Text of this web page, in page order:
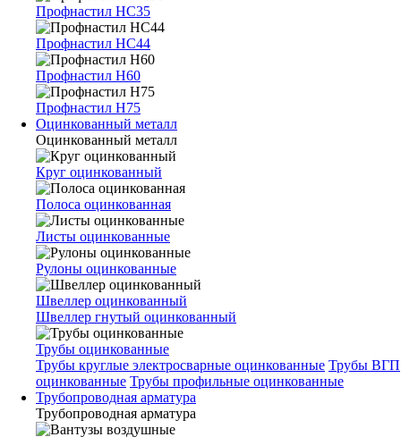
Профнастил НС35
Профнастил НС44
Профнастил Н60
Профнастил Н75
Оцинкованный металл
Оцинкованный металл
Круг оцинкованный
Полоса оцинкованная
Листы оцинкованные
Рулоны оцинкованные
Швеллер оцинкованный
Швеллер гнутый оцинкованный
Трубы оцинкованные
Трубы круглые электросварные оцинкованные Трубы ВГП
оцинкованные Трубы профильные оцинкованные
Трубопроводная арматура
Трубопроводная арматура